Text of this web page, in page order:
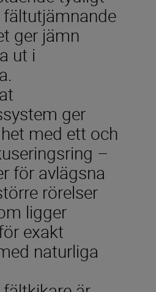
ger jämn
ut i
ger
med ett och
–
för avlägsna
rörelser
ligger
exakt
naturliga